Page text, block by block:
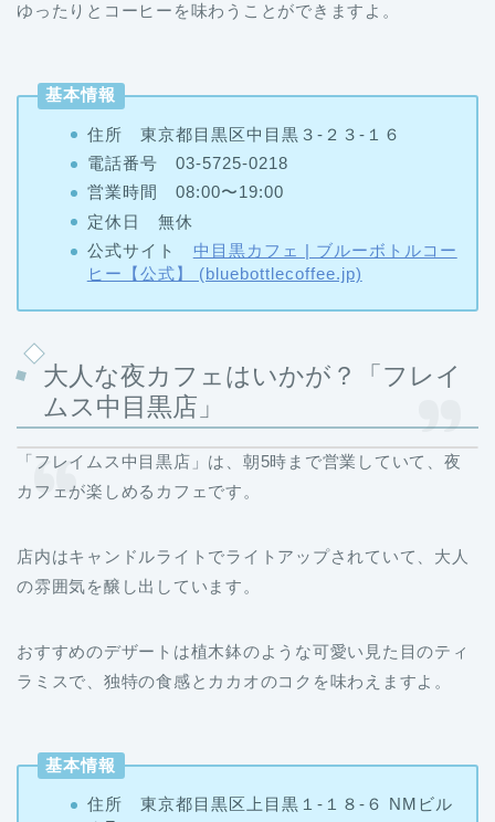
ゆったりとコーヒーを味わうことができますよ。
基本情報
住所 東京都目黒区中目黒３-２３-１６
電話番号 03-5725-0218
営業時間 08:00〜19:00
定休日 無休
公式サイト 中目黒カフェ | ブルーボトルコー
ヒー【公式】 (bluebottlecoffee.jp)
大人な夜カフェはいかが？「フレイ
ムス中目黒店」
「フレイムス中目黒店」は、朝5時まで営業していて、夜
カフェが楽しめるカフェです。
店内はキャンドルライトでライトアップされていて、大人
の雰囲気を醸し出しています。
おすすめのデザートは植木鉢のような可愛い見た目のティ
ラミスで、独特の食感とカカオのコクを味わえますよ。
基本情報
住所 東京都目黒区上目黒１-１８-６ NMビル